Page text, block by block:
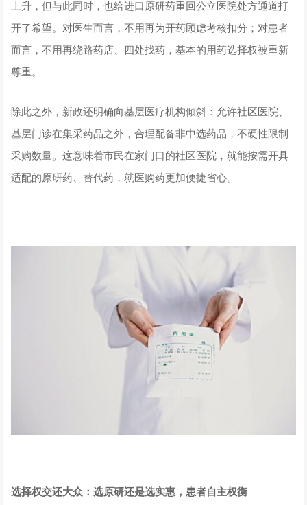
上升，但与此同时，也给进口原研药重回公立医院处方通道打
开了希望。对医生而言，不用再为开药顾虑考核扣分；对患者
而言，不用再绕路药店、四处找药，基本的用药选择权被重新
尊重。
除此之外，新政还明确向基层医疗机构倾斜：允许社区医院、
基层门诊在集采药品之外，合理配备非中选药品，不硬性限制
采购数量。这意味着市民在家门口的社区医院，就能按需开具
适配的原研药、替代药，就医购药更加便捷省心。
选择权交还大众：选原研还是选实惠，患者自主权衡